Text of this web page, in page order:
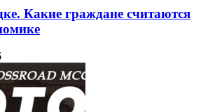
Какие граждане считаются